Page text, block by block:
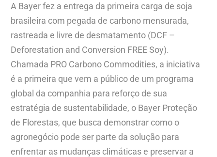
A Bayer fez a entrega da primeira carga de soja
brasileira com pegada de carbono mensurada,
rastreada e livre de desmatamento (DCF –
Deforestation and Conversion FREE Soy).
Chamada PRO Carbono Commodities, a iniciativa
é a primeira que vem a público de um programa
global da companhia para reforço de sua
estratégia de sustentabilidade, o Bayer Proteção
de Florestas, que busca demonstrar como o
agronegócio pode ser parte da solução para
enfrentar as mudanças climáticas e preservar a